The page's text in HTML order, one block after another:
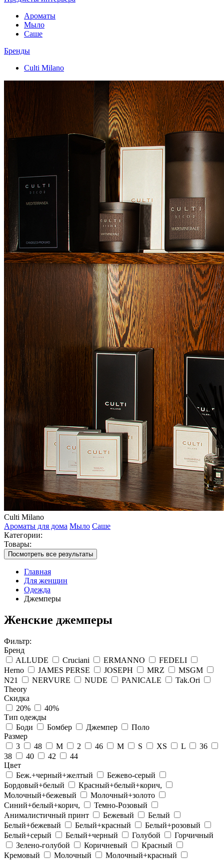
Ароматы
Мыло
Саше
Бренды
Culti Milano
Culti Milano
Ароматы для дома Мыло Саше
Категории:
Товары:
Посмотреть все результаты
Главная
Для женщин
Одежда
Джемперы
Женские джемперы
Фильтр:
Бренд
ALLUDE
Cruciani ERMANNO
FEDELI
Herno
JAMES PERSE JOSEPH MRZ
MSGM
N21
NERVURE NUDE PANICALE
Tak.Ori
Theory
Скидка
20%
40%
Тип одежды
Боди
Бомбер Джемпер
Поло
Размер
3
48 М 2 46 M S XS L
36
38
40 42
44
Цвет
Беж.+черный+желтый
Бежево-серый
Бордовый+белый
Красный+белый+корич,
Молочный+бежевый
Молочный+золото
Синий+белый+корич,
Темно-Розовый
Анималистичный принт
Бежевый
Белый
Белый+бежевый
Белый+красный
Белый+розовый
Белый+серый
Белый+черный Голубой
Горчичный
Зелено-голубой
Коричневый
Красный
Кремовый
Молочный
Молочный+красный